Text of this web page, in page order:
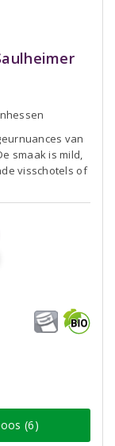
van
smaak is mild,
visschotels of
(6)